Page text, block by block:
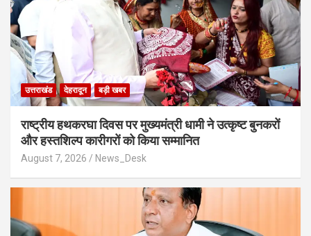
उत्तराखंड देहरादून बड़ी खबर
राष्ट्रीय हथकरघा दिवस पर मुख्यमंत्री धामी ने उत्कृष्ट बुनकरों
और हस्तशिल्प कारीगरों को किया सम्मानित
August 7, 2026 News_Desk